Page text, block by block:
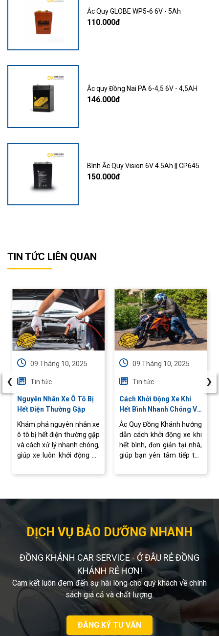
Ắc Quy GLOBE WP5-6 6V - 5Ah
110.000đ
Ắc quy Đồng Nai PA 6-4,5 6V - 4,5AH
146.000đ
Bình Ắc Quy Vision 6V 4.5Ah || CP645
150.000đ
TIN TỨC LIÊN QUAN
09 Tháng 10, 2025
Tin tức
Nguyên Nhân Xe Ô Tô Bị
Hết Điện Thường Gặp
Khám phá nguyên nhân xe
ô tô bị hết điện thường gặp
và cách xử lý nhanh chóng,
giúp xe luôn khởi động ổn
09 Tháng 10, 2025
Tin tức
Cách Khởi Động Xe Khi
Hết Bình Nhanh Chóng Và
An Toàn
Ắc Quy Đồng Khánh hướng
dẫn cách khởi động xe khi
hết bình, đơn giản tại nhà,
giúp bạn yên tâm tiếp tục
gián đoạn.
‹ ›
DỊCH VỤ BẢO DƯỠNG NHANH
ĐỒNG KHÁNH CAR SERVICE - Ở ĐÂU RẺ ĐỒNG
KHÁNH RẺ HƠN!
Cam kết luôn đem đến sự hài lòng cho quý khách về chính
sách giá cả và chất lượng.
ĐĂNG KÝ TƯ VẤN